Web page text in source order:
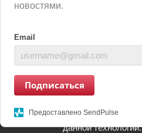
новостями.
Email
Подписаться
Предоставлено SendPulse
Сайт использует сервис
анализа взаимодействия
информационным ресурсом.
является Вашим согласием на
данной технологии.